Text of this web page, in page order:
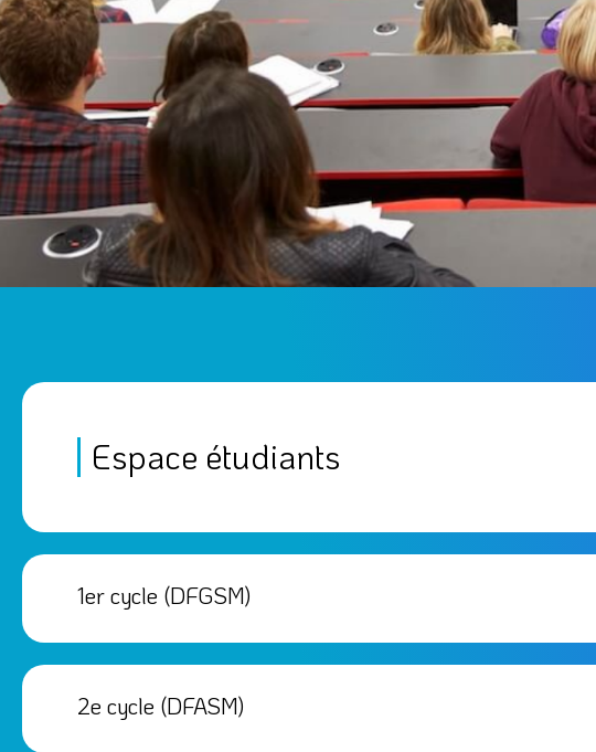
Voir l'espace étudiant
Espace étudiants
1er cycle (DFGSM)
2e cycle (DFASM)